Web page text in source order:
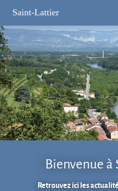
Saint-Lattier
Bienvenue
Retrouvez ici les